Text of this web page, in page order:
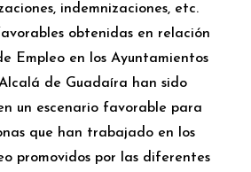
indemnizaciones, etc.
obtenidas en relación
Empleo en los Ayuntamientos
de Guadaíra han sido
un escenario favorable para
que han trabajado en los
promovidos por las diferentes